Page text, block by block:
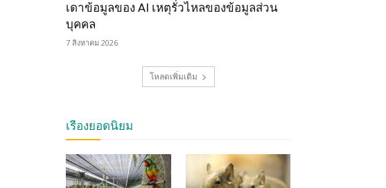
เดาข้อมูลของ AI เหตุรั่วไหลของข้อมูลส่วน
บุคคล
7 สิงหาคม 2026
โหลดเพิ่มเติม
เรื่องยอดนิยม